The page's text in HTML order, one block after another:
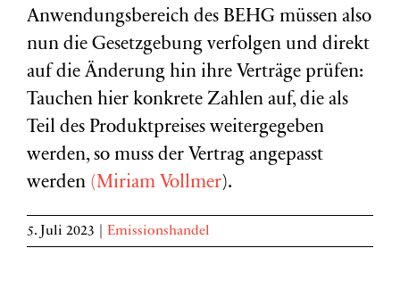
Anwendungsbereich des BEHG müssen also
nun die Gesetzgebung verfolgen und direkt
auf die Änderung hin ihre Verträge prüfen:
Tauchen hier konkrete Zahlen auf, die als
Teil des Produktpreises weitergegeben
werden, so muss der Vertrag angepasst
werden (Miriam Vollmer).
5. Juli 2023 Emissionshandel